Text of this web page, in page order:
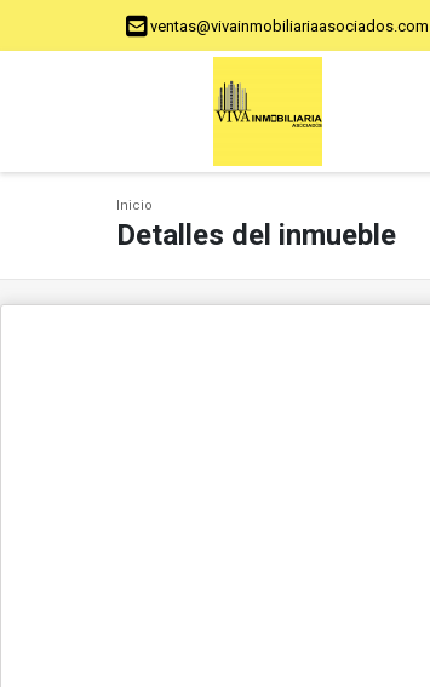
ventas@vivainmobiliariaasociados.com
Inicio
Detalles del inmueble